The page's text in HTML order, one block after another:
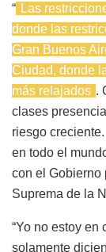
“ Las
donde las
Gran Buenos
Ciudad, donde
más relajados .
clases
riesgo
en todo el
con el Gobierno
Suprema de la
“Yo no estoy en
solamente